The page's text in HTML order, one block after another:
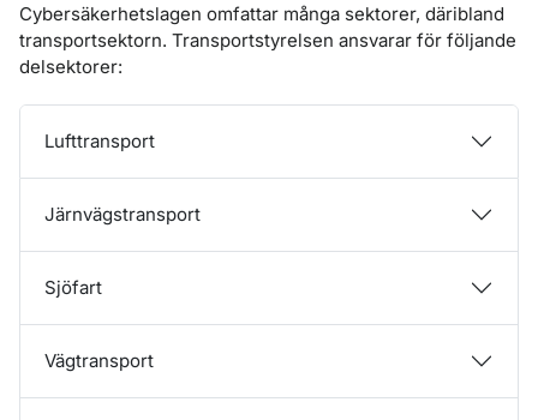
Cybersäkerhetslagen omfattar många sektorer, däribland
transportsektorn. Transportstyrelsen ansvarar för följande
delsektorer:
Lufttransport
Järnvägstransport
Sjöfart
Vägtransport